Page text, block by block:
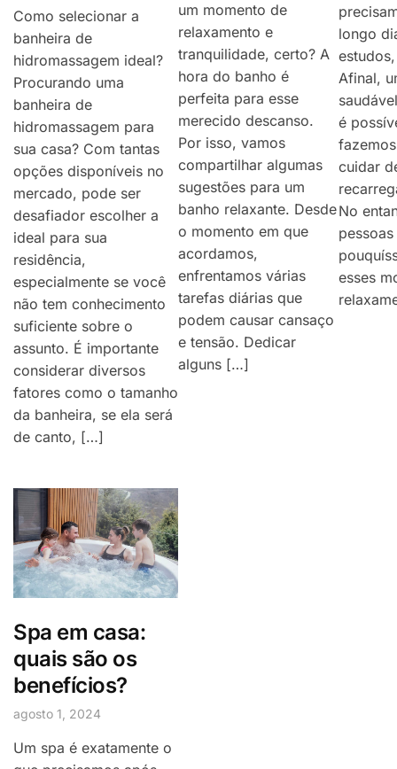
Como selecionar a
banheira de
hidromassagem ideal?
Procurando uma
banheira de
hidromassagem para
sua casa? Com tantas
opções disponíveis no
mercado, pode ser
desafiador escolher a
ideal para sua
residência,
especialmente se você
não tem conhecimento
suficiente sobre o
assunto. É importante
considerar diversos
fatores como o tamanho
da banheira, se ela será
de canto, […]
um momento de
relaxamento e
tranquilidade, certo? A
hora do banho é
perfeita para esse
merecido descanso.
Por isso, vamos
compartilhar algumas
sugestões para um
banho relaxante. Desde
o momento em que
acordamos,
enfrentamos várias
tarefas diárias que
podem causar cansaço
e tensão. Dedicar
alguns […]
longo
Afinal,
é
cuidar
No
esses
Spa em casa:
quais são os
benefícios?
agosto 1, 2024
Um spa é exatamente o